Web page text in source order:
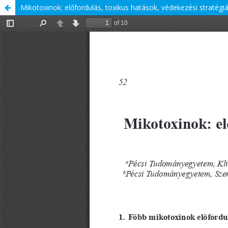
Mikotoxinok: előfordulás, toxikus hatások, védekezési